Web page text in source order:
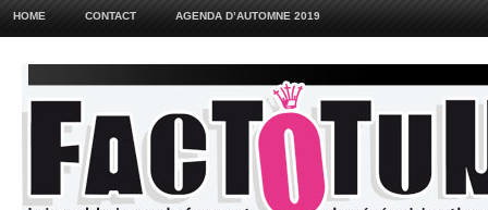
HOME CONTACT AGENDA D’AUTOMNE 2019